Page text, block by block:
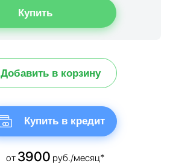
Добавить в корзину
Купить в кредит
от 3900 руб./месяц*